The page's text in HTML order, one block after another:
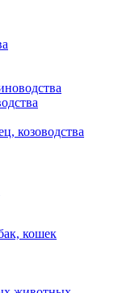
козоводства
кошек